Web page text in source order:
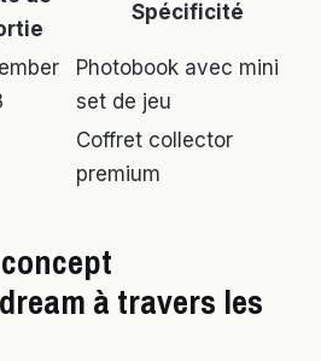
Spécificité
Photobook avec mini
set de jeu
Coffret collector
premium
à travers les